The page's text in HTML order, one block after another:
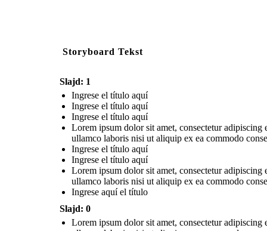
Storyboard Tekst
Slajd: 1
Ingrese el título aquí
Ingrese el título aquí
Ingrese el título aquí
Lorem ipsum dolor sit amet, consectetur
ullamco laboris nisi ut aliquip ex ea commodo
Ingrese el título aquí
Ingrese el título aquí
Lorem ipsum dolor sit amet, consectetur
ullamco laboris nisi ut aliquip ex ea commodo
Ingrese aquí el título
Slajd: 0
Lorem ipsum dolor sit amet, consectetur